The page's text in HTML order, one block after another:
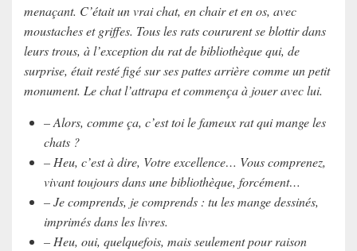
menaçant. C’était un vrai chat, en chair et en os, avec
moustaches et griffes. Tous les rats coururent se blottir dans
leurs trous, à l’exception du rat de bibliothèque qui, de
surprise, était resté figé sur ses pattes arrière comme un petit
monument. Le chat l’attrapa et commença à jouer avec lui.
– Alors, comme ça, c’est toi le fameux rat qui mange les
chats ?
– Heu, c’est à dire, Votre excellence… Vous comprenez,
vivant toujours dans une bibliothèque, forcément…
– Je comprends, je comprends : tu les mange dessinés,
imprimés dans les livres.
– Heu, oui, quelquefois, mais seulement pour raison